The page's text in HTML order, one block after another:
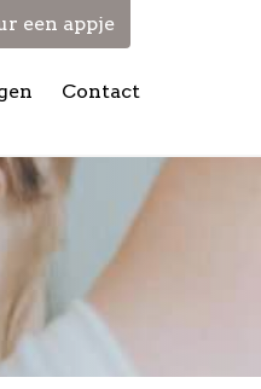
Contact
een appje